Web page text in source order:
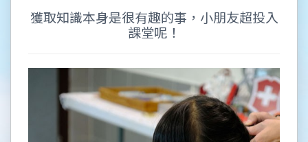
獲取知識本身是很有趣的事，小朋友超投入
課堂呢！